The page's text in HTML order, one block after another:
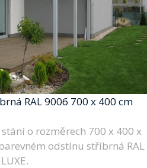
RAL 9006 700 x 400 cm
o rozměrech 700 x 400 x
odstínu stříbrná RAL